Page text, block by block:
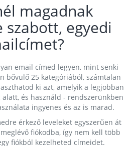
magadnak
szabott, egyedi
email címed legyen, mint senki
bővülő 25 kategóriából, számtalan
ki azt, amelyik a legjobban
és használd - rendszerünkben
ingyenes és az is marad.
érkező leveleket egyszerűen át
fiókodba, így nem kell több
fiókból kezelheted címeidet.